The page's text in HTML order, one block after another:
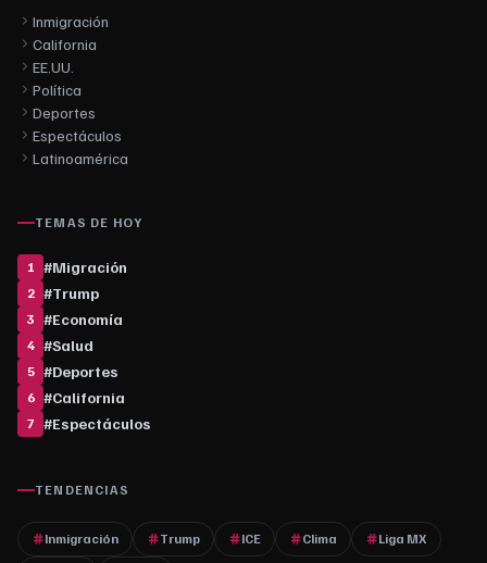
Inmigración
California
EE.UU.
Política
Deportes
Espectáculos
Latinoamérica
TEMAS DE HOY
1 #Migración
2 #Trump
3 #Economía
4 #Salud
5 #Deportes
6 #California
7 #Espectáculos
TENDENCIAS
Inmigración Trump ICE Clima Liga MX